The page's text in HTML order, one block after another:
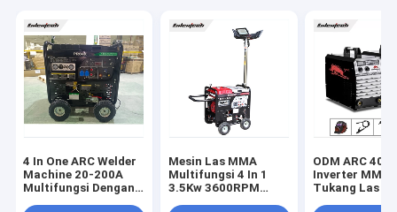
4 In One ARC Welder
Machine 20-200A
Multifungsi Dengan
Mesin Las MMA
Multifungsi 4 In 1
3.5Kw 3600RPM
ODM ARC
Inverter MMA
Tukang Las